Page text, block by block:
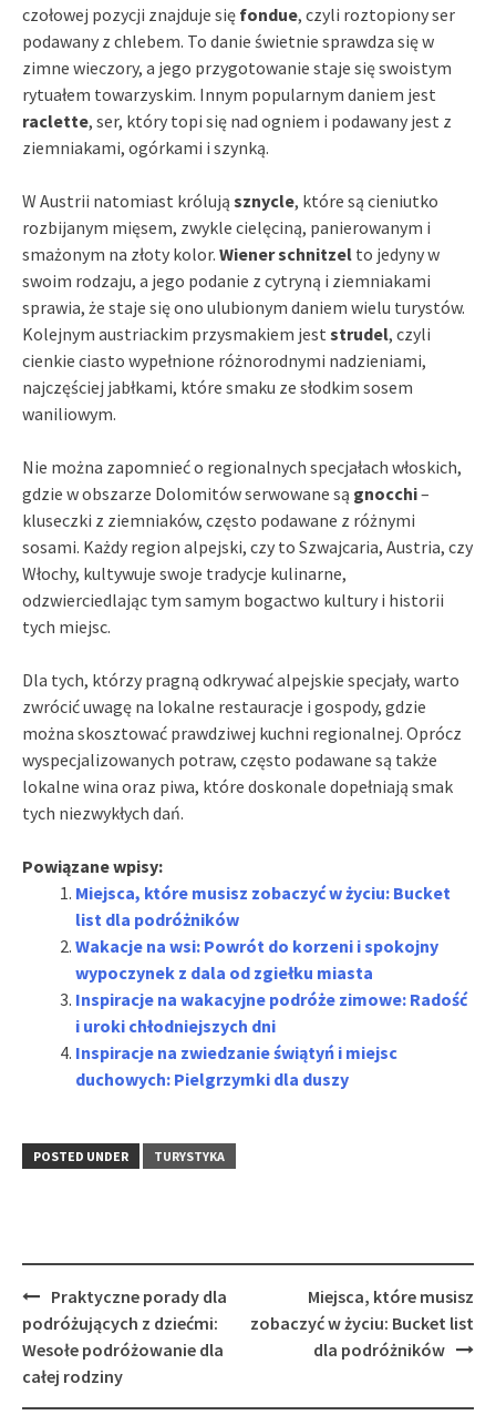
czołowej pozycji znajduje się fondue, czyli roztopiony ser
podawany z chlebem. To danie świetnie sprawdza się w
zimne wieczory, a jego przygotowanie staje się swoistym
rytuałem towarzyskim. Innym popularnym daniem jest
raclette, ser, który topi się nad ogniem i podawany jest z
ziemniakami, ogórkami i szynką.
W Austrii natomiast królują sznycle, które są cieniutko
rozbijanym mięsem, zwykle cielęciną, panierowanym i
smażonym na złoty kolor. Wiener schnitzel to jedyny w
swoim rodzaju, a jego podanie z cytryną i ziemniakami
sprawia, że staje się ono ulubionym daniem wielu turystów.
Kolejnym austriackim przysmakiem jest strudel, czyli
cienkie ciasto wypełnione różnorodnymi nadzieniami,
najczęściej jabłkami, które smaku ze słodkim sosem
waniliowym.
Nie można zapomnieć o regionalnych specjałach włoskich,
gdzie w obszarze Dolomitów serwowane są gnocchi–
kluseczki z ziemniaków, często podawane z różnymi
sosami. Każdy region alpejski, czy to Szwajcaria, Austria, czy
Włochy, kultywuje swoje tradycje kulinarne,
odzwierciedlając tym samym bogactwo kultury i historii
tych miejsc.
Dla tych, którzy pragną odkrywać alpejskie specjały, warto
zwrócić uwagę na lokalne restauracje i gospody, gdzie
można skosztować prawdziwej kuchni regionalnej. Oprócz
wyspecjalizowanych potraw, często podawane są także
lokalne wina oraz piwa, które doskonale dopełniają smak
tych niezwykłych dań.
Powiązane wpisy:
Miejsca, które musisz zobaczyć w życiu: Bucket
list dla podróżników
Wakacje na wsi: Powrót do korzeni i spokojny
wypoczynek z dala od zgiełku miasta
Inspiracje na wakacyjne podróże zimowe: Radość
i uroki chłodniejszych dni
Inspiracje na zwiedzanie świątyń i miejsc
duchowych: Pielgrzymki dla duszy
POSTED UNDER TURYSTYKA
Post
navigation
Praktyczne porady dla
podróżujących z dziećmi:
Wesołe podróżowanie dla
całej rodziny
Miejsca, które musisz
zobaczyć w życiu: Bucket list
dla podróżników